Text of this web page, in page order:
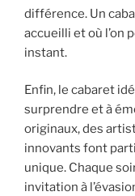
différence. Un
accueilli et où l’on
instant.
Enfin, le cabaret
surprendre et à
originaux, des
innovants font
unique. Chaque
invitation à